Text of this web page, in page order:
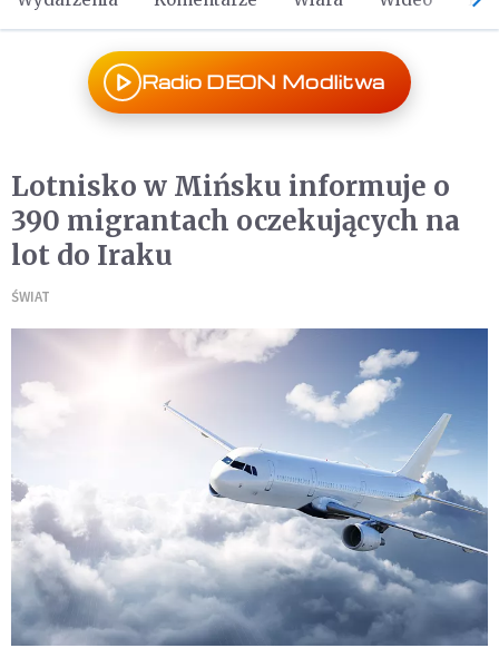
Radio DEON Modlitwa
Lotnisko w Mińsku informuje o
390 migrantach oczekujących na
lot do Iraku
ŚWIAT